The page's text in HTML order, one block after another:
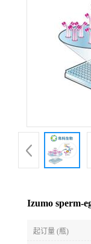
Izumo sperm-
起订量 (瓶)